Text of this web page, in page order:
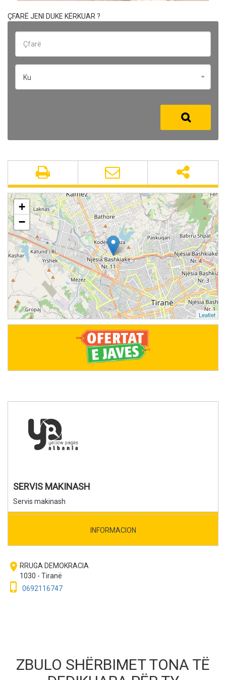
ÇFARË JENI DUKE KËRKUAR ?
Ku
SERVIS MAKINASH
Servis makinash
INFORMACION
room RRUGA DEMOKRACIA
1030 - Tiranë
phone_iphone 0692116747
+
−
Leaflet
ZBULO SHËRBIMET TONA TË